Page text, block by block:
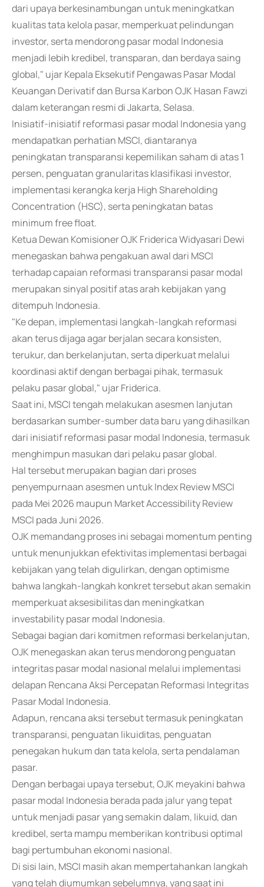
dari upaya berkesinambungan untuk meningkatkan
kualitas tata kelola pasar, memperkuat pelindungan
investor, serta mendorong pasar modal Indonesia
menjadi lebih kredibel, transparan, dan berdaya saing
global," ujar Kepala Eksekutif Pengawas Pasar Modal
Keuangan Derivatif dan Bursa Karbon OJK Hasan Fawzi
dalam keterangan resmi di Jakarta, Selasa.
Inisiatif-inisiatif reformasi pasar modal Indonesia yang
mendapatkan perhatian MSCI, diantaranya
peningkatan transparansi kepemilikan saham di atas 1
persen, penguatan granularitas klasifikasi investor,
implementasi kerangka kerja High Shareholding
Concentration (HSC), serta peningkatan batas
minimum free float.
Ketua Dewan Komisioner OJK Friderica Widyasari Dewi
menegaskan bahwa pengakuan awal dari MSCI
terhadap capaian reformasi transparansi pasar modal
merupakan sinyal positif atas arah kebijakan yang
ditempuh Indonesia.
"Ke depan, implementasi langkah-langkah reformasi
akan terus dijaga agar berjalan secara konsisten,
terukur, dan berkelanjutan, serta diperkuat melalui
koordinasi aktif dengan berbagai pihak, termasuk
pelaku pasar global," ujar Friderica.
Saat ini, MSCI tengah melakukan asesmen lanjutan
berdasarkan sumber-sumber data baru yang dihasilkan
dari inisiatif reformasi pasar modal Indonesia, termasuk
menghimpun masukan dari pelaku pasar global.
Hal tersebut merupakan bagian dari proses
penyempurnaan asesmen untuk Index Review MSCI
pada Mei 2026 maupun Market Accessibility Review
MSCI pada Juni 2026.
OJK memandang proses ini sebagai momentum penting
untuk menunjukkan efektivitas implementasi berbagai
kebijakan yang telah digulirkan, dengan optimisme
bahwa langkah-langkah konkret tersebut akan semakin
memperkuat aksesibilitas dan meningkatkan
investability pasar modal Indonesia.
Sebagai bagian dari komitmen reformasi berkelanjutan,
OJK menegaskan akan terus mendorong penguatan
integritas pasar modal nasional melalui implementasi
delapan Rencana Aksi Percepatan Reformasi Integritas
Pasar Modal Indonesia.
Adapun, rencana aksi tersebut termasuk peningkatan
transparansi, penguatan likuiditas, penguatan
penegakan hukum dan tata kelola, serta pendalaman
pasar.
Dengan berbagai upaya tersebut, OJK meyakini bahwa
pasar modal Indonesia berada pada jalur yang tepat
untuk menjadi pasar yang semakin dalam, likuid, dan
kredibel, serta mampu memberikan kontribusi optimal
bagi pertumbuhan ekonomi nasional.
Di sisi lain, MSCI masih akan mempertahankan langkah
yang telah diumumkan sebelumnya, yang saat ini